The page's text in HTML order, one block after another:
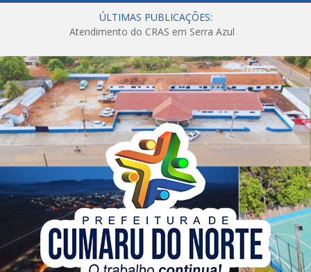
ÚLTIMAS PUBLICAÇÕES:
Atendimento do CRAS em Serra Azul